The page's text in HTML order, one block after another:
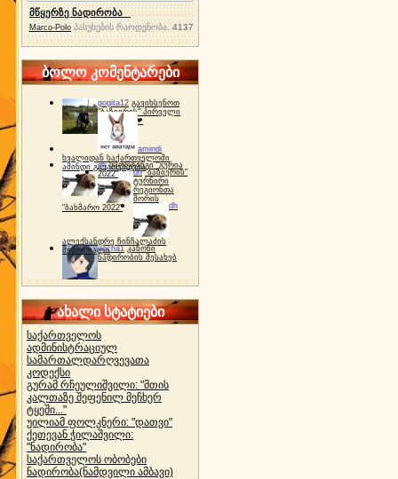
მწყერზე ნადირობა
Marco-Polo პასუხების რაოდენობა:4137
ბოლო კომენტარები
gogita12 გავიხსენოთ
"ბაზიერის" პირველი
ტურნირი ❤
amindi
ხვალიდან საქართველოში
ამინდი გაუარესდება
dh სპორტინგი "გურია
2022"
dh "ბაზიერის"
ტურნირი
რეგიონთა
შორის
"ბახმარო 2022"
dh
ალექსანდრე ჩინჩალაძის
მემორიალიgocha1 კანონი
ნადირობის შესახებ
ახალი სტატიები
საქართველოს
ადმინისტრაციულ
სამართალდარღვევათა
კოდექსი
გურამ რჩეულიშვილი: "მთის
კალთაზე შეფენილ მეჩხერ
ტყეში..."
უილიამ ფოლკნერი: "დათვი"
ქეთევან ჭილაშვილი:
"ნადირობა"
საქართველოს ობობები
ნადირობა(ნამდვილი ამბავი)